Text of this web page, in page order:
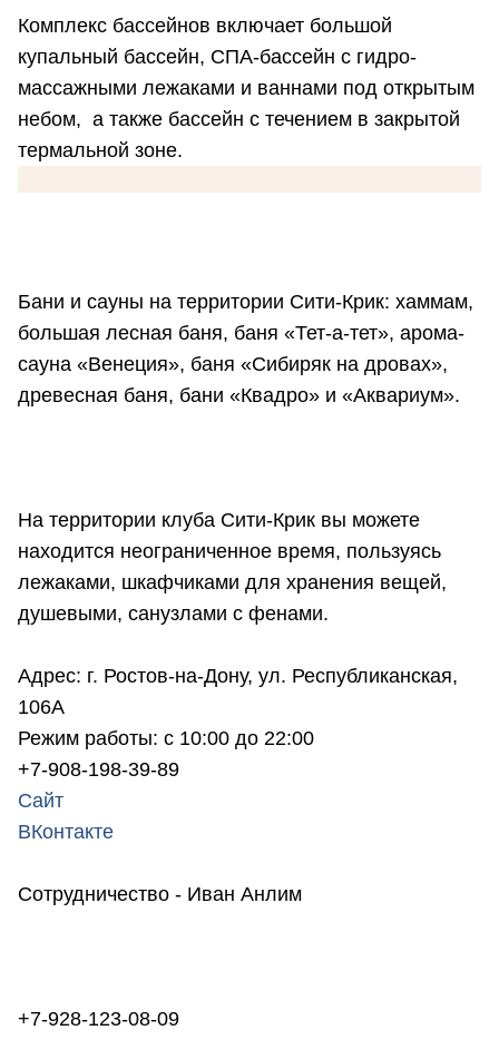
Комплекс бассейнов включает большой
купальный бассейн, СПА-бассейн с гидро-
массажными лежаками и ваннами под открытым
небом, а также бассейн с течением в закрытой
термальной зоне.
Бани и сауны на территории Сити-Крик: хаммам,
большая лесная баня, баня «Тет-а-тет», арома-
сауна «Венеция», баня «Сибиряк на дровах»,
древесная баня, бани «Квадро» и «Аквариум».
На территории клуба Сити-Крик вы можете
находится неограниченное время, пользуясь
лежаками, шкафчиками для хранения вещей,
душевыми, санузлами с фенами.
Адрес: г. Ростов-на-Дону, ул. Республиканская,
106А
Режим работы: с 10:00 до 22:00
+7-908-198-39-89
Сайт
ВКонтакте
Сотрудничество - Иван Анлим
+7-928-123-08-09